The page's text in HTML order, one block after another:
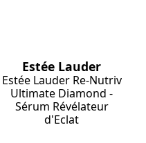
Estée Lauder
Estée Lauder Re-Nutriv
Ultimate Diamond -
Sérum Révélateur
d'Eclat